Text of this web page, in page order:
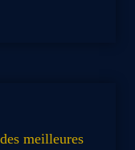
meilleures